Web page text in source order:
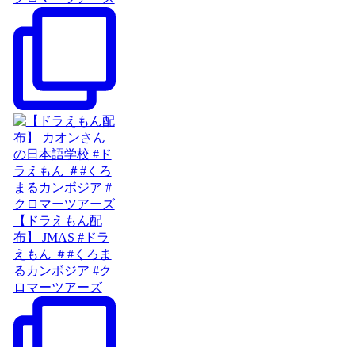
【ドラえもん配
布】 JMAS #ドラ
えもん ＃#くろま
るカンボジア #ク
ロマーツアーズ